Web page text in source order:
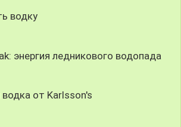
водку
энергия ледникового водопада
от Karlsson's